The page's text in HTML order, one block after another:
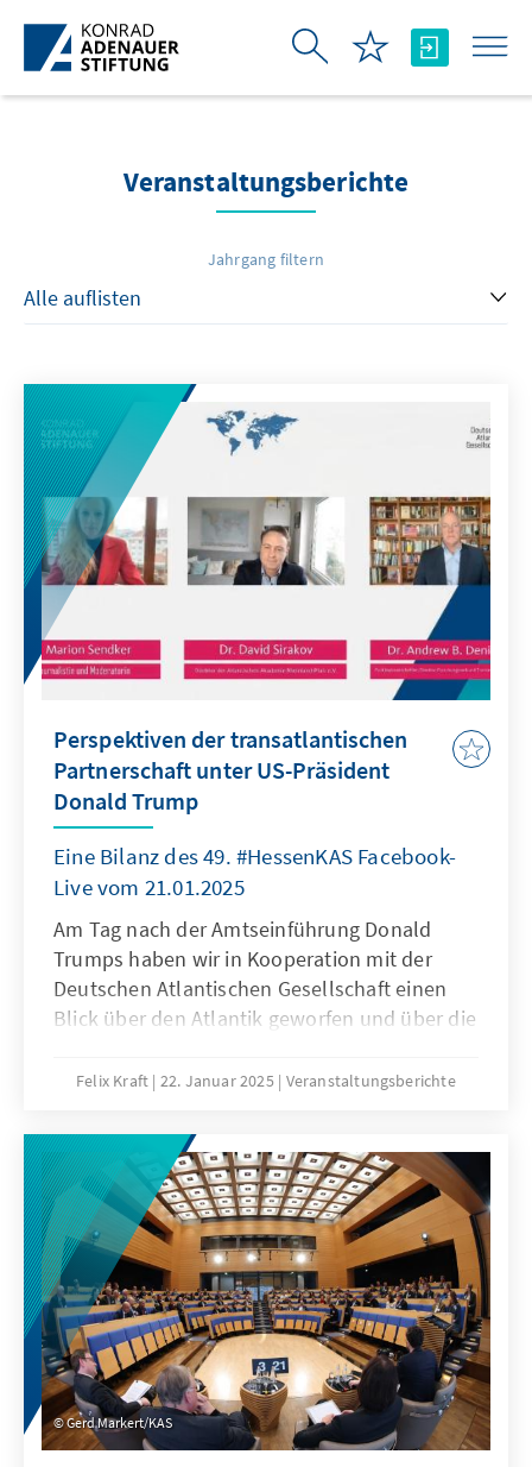
Zum Hauptinhalt springen
Veranstaltungsberichte
Jahrgang filtern
Perspektiven der transatlantischen
Partnerschaft unter US-Präsident
Donald Trump
Eine Bilanz des 49. #HessenKAS Facebook-
Live vom 21.01.2025
Am Tag nach der Amtseinführung Donald
Trumps haben wir in Kooperation mit der
Deutschen Atlantischen Gesellschaft einen
Blick über den Atlantik geworfen und über die
USA gesprochen.
Felix Kraft 22. Januar 2025 Veranstaltungsberichte
Gerd Markert/KAS